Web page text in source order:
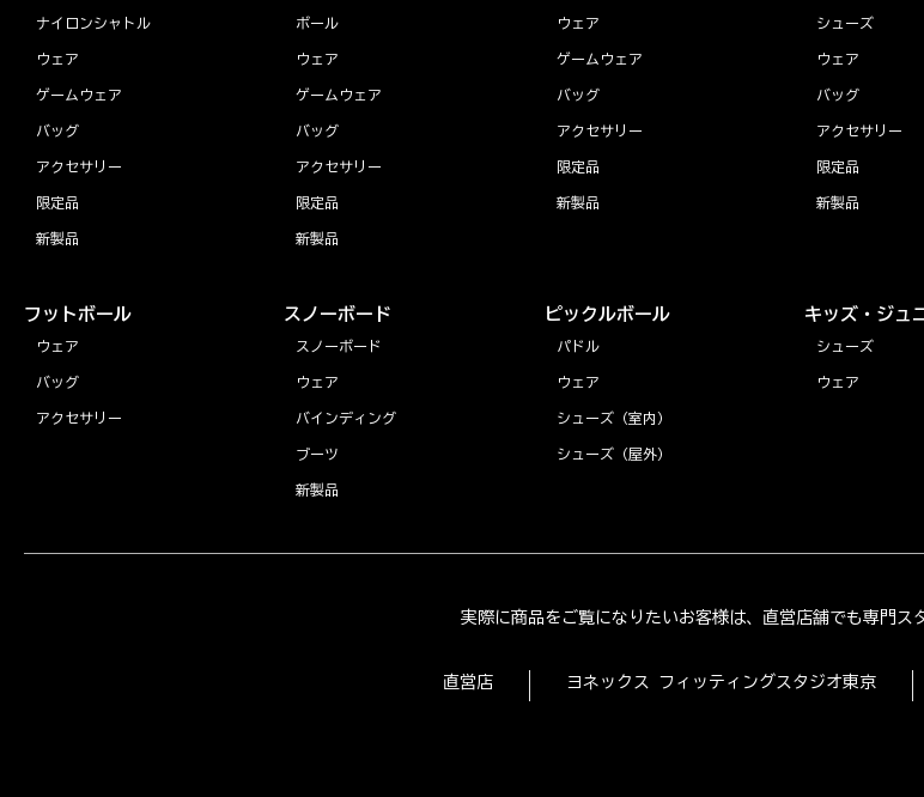
ナイロンシャトル
ウェア
ゲームウェア
バッグ
アクセサリー
限定品
新製品
ボール
ウェア
ゲームウェア
バッグ
アクセサリー
限定品
新製品
ウェア
ゲームウェア
バッグ
アクセサリー
限定品
新製品
シューズ
ウェア
バッグ
アクセサリー
限定品
新製品
フットボール
ウェア
バッグ
アクセサリー
スノーボード
スノーボード
ウェア
バインディング
ブーツ
新製品
ピックルボール
パドル
ウェア
シューズ（室内）
シューズ（屋外）
キッズ・ジュ
シューズ
ウェア
実際に商品をご覧になりたいお客様は、直営店舗でも専門ス
直営店 ヨネックス フィッティングスタジオ東京